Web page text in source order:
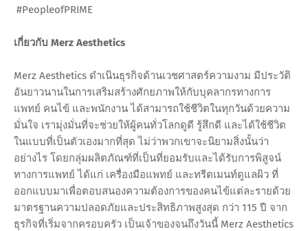
#PeopleofPRIME
เกี่ยวกับ Merz Aesthetics
Merz Aesthetics ดำเนินธุรกิจด้านเวชศาสตร์ความงาม มีประวัติ
อันยาวนานในการเสริมสร้างศักยภาพให้กับบุคลากรทางการ
แพทย์ คนไข้ และพนักงาน ได้สามารถใช้ชีวิตในทุกวันด้วยความ
มั่นใจ เรามุ่งมั่นที่จะช่วยให้ผู้คนทั่วโลกดูดี รู้สึกดี และได้ใช้ชีวิต
ในแบบที่เป็นตัวเองมากที่สุด ไม่ว่าพวกเขาจะนิยามสิ่งนั้นว่า
อย่างไร โดยกลุ่มผลิตภัณฑ์ที่เป็นที่ยอมรับและได้รับการพิสูจน์
ทางการแพทย์ ได้แก่ เครื่องมือแพทย์ และทรีตเมนท์ดูแลผิว ที่
ออกแบบมาเพื่อตอบสนองความต้องการของคนไข้แต่ละรายด้วย
มาตรฐานความปลอดภัยและประสิทธิภาพสูงสุด กว่า 115 ปี จาก
ธุรกิจที่เริ่มจากครอบครัว เป็นเจ้าของจนถึงวันนี้ Merz Aesthetics